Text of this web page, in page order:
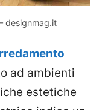
designmag.it
ad ambienti
estetiche